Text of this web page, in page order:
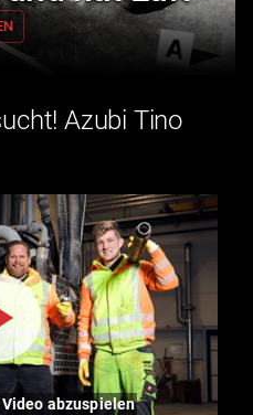
Azubi Tino
abzuspielen